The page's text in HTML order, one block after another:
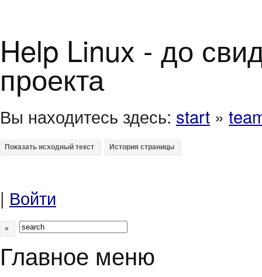
Help Linux - до
проекта
Вы находитесь здесь: start »
| Войти
»
Главное меню